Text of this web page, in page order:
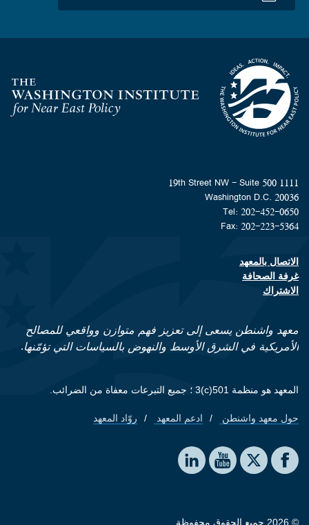
Homepage
1111 19th Street NW - Suite 500
Washington D.C. 20036
Tel: 202-452-0650
Fax: 202-223-5364
Footer contact links
الاتصال بالمعهد
غرفة الصحافة
الاشتراك
معهد واشنطن يسعى إلى تعزيز فهم متوازن وواقعي للمصالح
الأمريكية في الشرق الأوسط والنهوض بالسياسات التي تؤمّنها.
المعهد هو منظمة 501(c)3 ؛ جميع التبرعات معفاة من الضرائب.
Footer quick links
حول معهد واشنطن ادعم المعهد روّاد المعهد
Social media
The Washington Institute on Facebook
The Washington Institute on X
The Washington Institute on YouTube
The Washington Institute on LinkedIn
© 2026 جميع الحقوق محفوظة.